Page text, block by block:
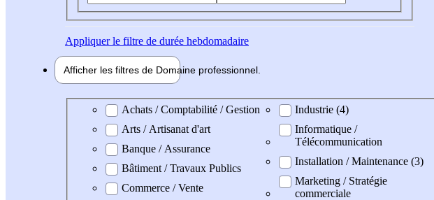
Appliquerle filtre de durée hebdomadaire
Afficher les filtres de Domaine professionnel
Domaine professionel
Achats / Comptabilité / Gestion
Arts / Artisanat d'art
Banque / Assurance
Bâtiment / Travaux Publics
Commerce / Vente
Industrie (4)
Informatique /
Télécommunication
Installation / Maintenance (3)
Marketing / Stratégie
commerciale